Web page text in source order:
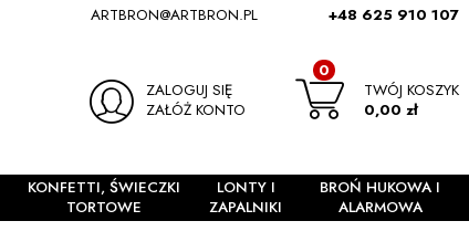
ARTBRON@ARTBRON.PL +48 625 910 107
ZALOGUJ SIĘ
ZAŁÓŻ KONTO
TWÓJ KOSZYK
0
0,00 zł
KONFETTI, ŚWIECZKI
TORTOWE
LONTY I
ZAPALNIKI
BROŃ HUKOWA I
ALARMOWA